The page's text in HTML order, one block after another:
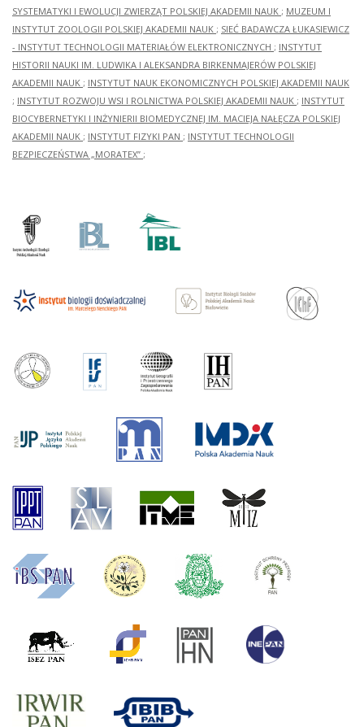
SYSTEMATYKI I EWOLUCJI ZWIERZĄT POLSKIEJ AKADEMII NAUK ; MUZEUM I
INSTYTUT ZOOLOGII POLSKIEJ AKADEMII NAUK ; SIEĆ BADAWCZA ŁUKASIEWICZ
- INSTYTUT TECHNOLOGII MATERIAŁÓW ELEKTRONICZNYCH ; INSTYTUT
HISTORII NAUKI IM. LUDWIKA I ALEKSANDRA BIRKENMAJERÓW POLSKIEJ
AKADEMII NAUK ; INSTYTUT NAUK EKONOMICZNYCH POLSKIEJ AKADEMII NAUK
; INSTYTUT ROZWOJU WSI I ROLNICTWA POLSKIEJ AKADEMII NAUK ; INSTYTUT
BIOCYBERNETYKI I INŻYNIERII BIOMEDYCZNEJ IM. MACIEJA NAŁĘCZA POLSKIEJ
AKADEMII NAUK ; INSTYTUT FIZYKI PAN ; INSTYTUT TECHNOLOGII
BEZPIECZEŃSTWA „MORATEX” ;